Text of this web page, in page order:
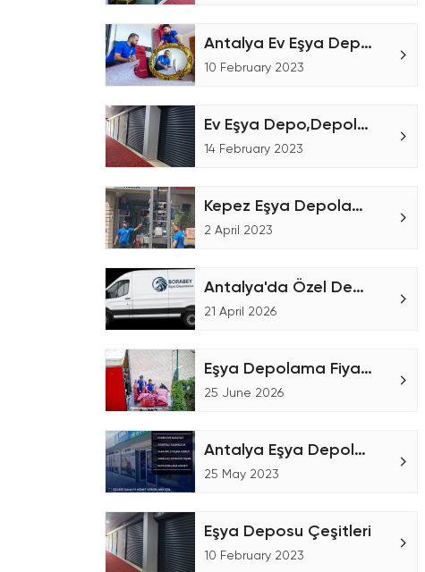
Antalya Ev Eşya Depolama Fiyatları
10 February 2023
Ev Eşya Depo,Depolama Firmaları
14 February 2023
Kepez Eşya Depolama Fiyatları
2 April 2023
Antalya'da Özel Depolama Hizmetleri
21 April 2026
Eşya Depolama Fiyatları Nasıl Hesaplanır?
25 June 2026
Antalya Eşya Depolama Firması
25 May 2023
Eşya Deposu Çeşitleri
10 February 2023